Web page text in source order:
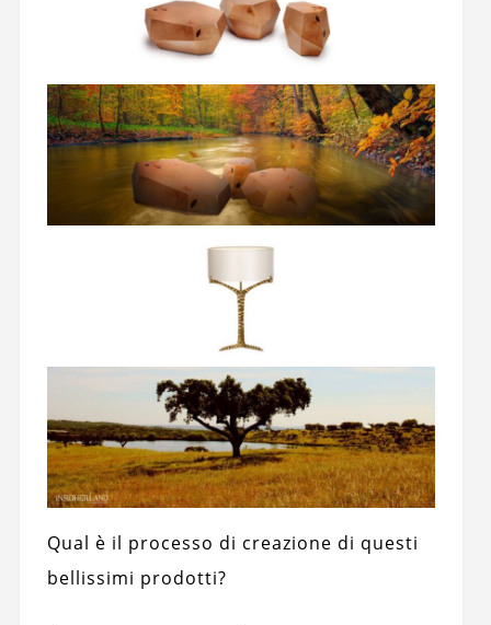
Qual è il processo di creazione di questi
bellissimi prodotti?